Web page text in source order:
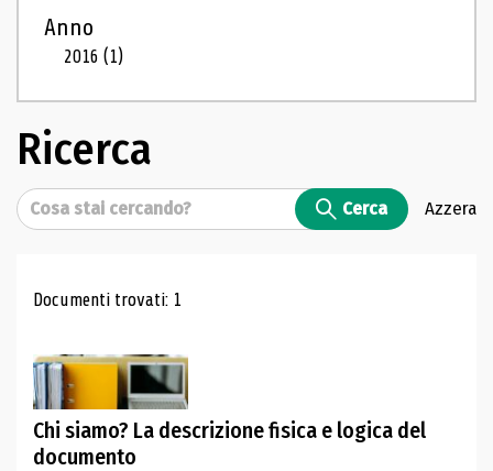
Anno
2016(1)
Ricerca
Cerca Cerca Azzera
Risultati di ricerca
Documenti trovati: 1
Chi siamo? La descrizione fisica e logica del
documento